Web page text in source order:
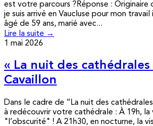
est votre parcours ?Réponse : Originaire
je suis arrivé en Vaucluse pour mon travail
âgé de 59 ans, marié avec...
Lire la suite →
1 mai 2026
« La nuit des cathédrales
Cavaillon
Dans le cadre de “La nuit des
à redécouvrir votre cathédrale : À 19h, la
"l’obscurité" ! A 21h30, en nocturne, la